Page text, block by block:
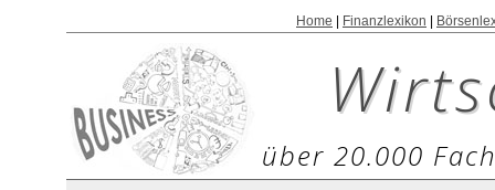
Home Finanzlexikon
über 20.000